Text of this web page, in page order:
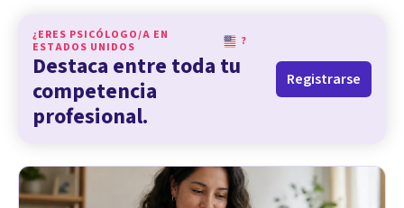
¿ERES PSICÓLOGO/A EN
ESTADOS UNIDOS
?
Destaca entre toda tu
competencia
profesional.
Registrarse